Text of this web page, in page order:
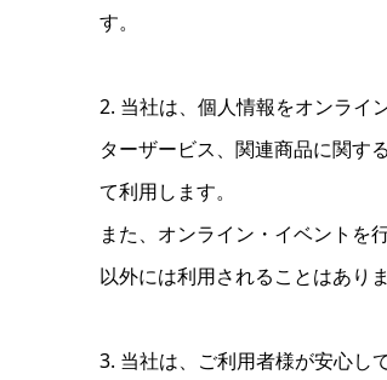
す。
2. 当社は、個人情報をオンライ
ターザービス、関連商品に関す
て利用します。
また、オンライン・イベントを
以外には利用されることはありま
3. 当社は、ご利用者様が安心し